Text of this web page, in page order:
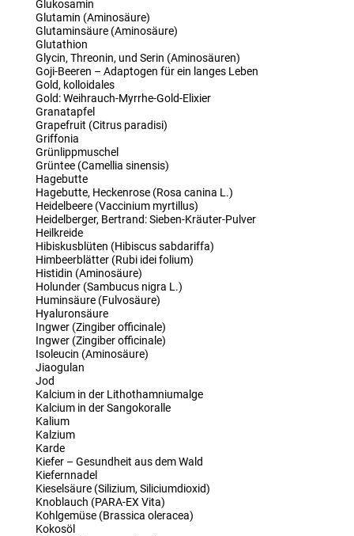
Glukosamin
Glutamin (Aminosäure)
Glutaminsäure (Aminosäure)
Glutathion
Glycin, Threonin, und Serin (Aminosäuren)
Goji-Beeren – Adaptogen für ein langes Leben
Gold, kolloidales
Gold: Weihrauch-Myrrhe-Gold-Elixier
Granatapfel
Grapefruit (Citrus paradisi)
Griffonia
Grünlippmuschel
Grüntee (Camellia sinensis)
Hagebutte
Hagebutte, Heckenrose (Rosa canina L.)
Heidelbeere (Vaccinium myrtillus)
Heidelberger, Bertrand: Sieben-Kräuter-Pulver
Heilkreide
Hibiskusblüten (Hibiscus sabdariffa)
Himbeerblätter (Rubi idei folium)
Histidin (Aminosäure)
Holunder (Sambucus nigra L.)
Huminsäure (Fulvosäure)
Hyaluronsäure
Ingwer (Zingiber officinale)
Ingwer (Zingiber officinale)
Isoleucin (Aminosäure)
Jiaogulan
Jod
Kalcium in der Lithothamniumalge
Kalcium in der Sangokoralle
Kalium
Kalzium
Karde
Kiefer – Gesundheit aus dem Wald
Kiefernnadel
Kieselsäure (Silizium, Siliciumdioxid)
Knoblauch (PARA-EX Vita)
Kohlgemüse (Brassica oleracea)
Kokosöl